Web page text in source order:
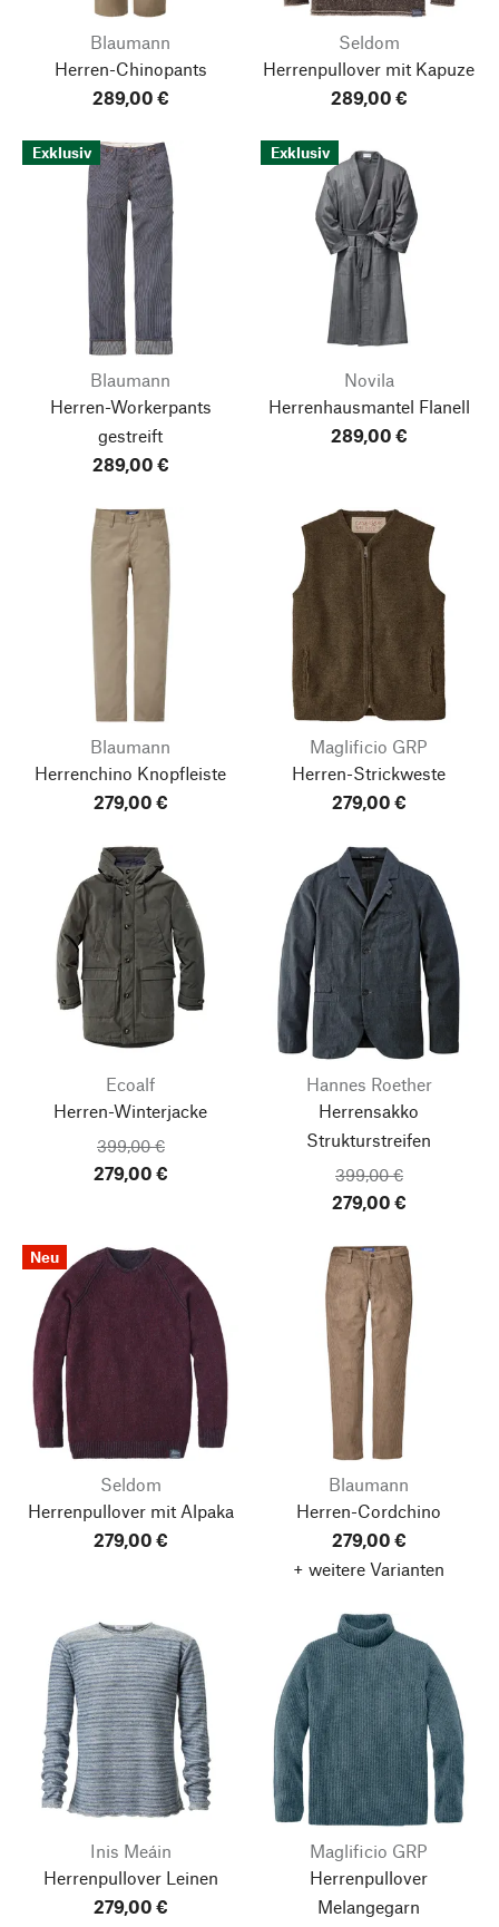
Blaumann
Herren-Chinopants
289,00 €
Seldom
Herrenpullover mit Kapuze
289,00 €
Exklusiv
Blaumann
Herren-Workerpants
gestreift
289,00 €
Exklusiv
Novila
Herrenhausmantel Flanell
289,00 €
Blaumann
Herrenchino Knopfleiste
279,00 €
Maglificio GRP
Herren-Strickweste
279,00 €
Ecoalf
Herren-Winterjacke
399,00 €
279,00 €
Hannes Roether
Herrensakko
Strukturstreifen
399,00 €
279,00 €
Neu
Seldom
Herrenpullover mit Alpaka
279,00 €
Blaumann
Herren-Cordchino
279,00 €
+ weitere Varianten
Inis Meáin
Herrenpullover Leinen
279,00 €
Maglificio GRP
Herrenpullover
Melangegarn
Nach oben